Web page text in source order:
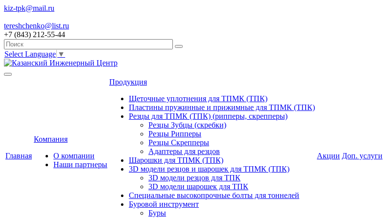
kiz-tpk@mail.ru
tereshchenko@list.ru
+7 (843) 212-55-44
Select Language ▼
Главная
Компания
О компании
Наши партнеры
Продукция
Щеточные уплотнения для ТПМК (ТПК)
Пластины пружинные и прижимные для ТПМК (ТПК)
Резцы для ТПМК (ТПК) (рипперы, скрепперы)
Резцы Зубцы (скребки)
Резцы Рипперы
Резцы Скрепперы
Адаптеры для резцов
Шарошки для ТПМК (ТПК)
3D модели резцов и шарошек для ТПМК (ТПК)
3D модели резцов для ТПК
3D модели шарошек для ТПК
Специальные высокопрочные болты для тоннелей
Буровой инструмент
Буры
Акции Доп. услуги